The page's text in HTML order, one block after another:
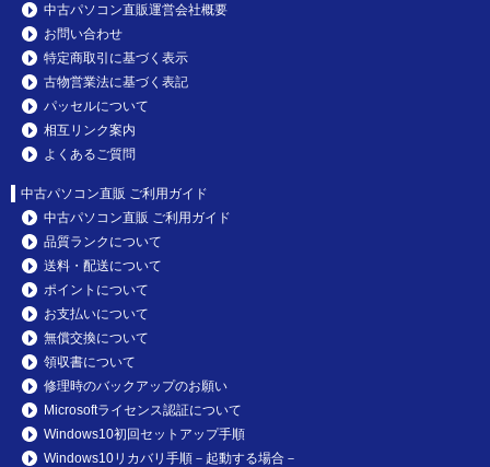
中古パソコン直販運営会社概要
お問い合わせ
特定商取引に基づく表示
古物営業法に基づく表記
パッセルについて
相互リンク案内
よくあるご質問
中古パソコン直販 ご利用ガイド
中古パソコン直販 ご利用ガイド
品質ランクについて
送料・配送について
ポイントについて
お支払いについて
無償交換について
領収書について
修理時のバックアップのお願い
Microsoftライセンス認証について
Windows10初回セットアップ手順
Windows10リカバリ手順－起動する場合－